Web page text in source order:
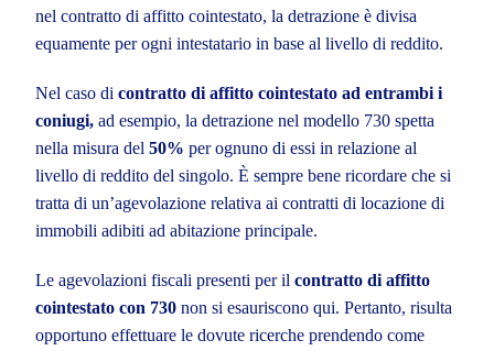
nel contratto di affitto cointestato, la detrazione è divisa
equamente per ogni intestatario in base al livello di reddito.
Nel caso di contratto di affitto cointestato ad entrambi i
coniugi, ad esempio, la detrazione nel modello 730 spetta
nella misura del 50% per ognuno di essi in relazione al
livello di reddito del singolo. È sempre bene ricordare che si
tratta di un’agevolazione relativa ai contratti di locazione di
immobili adibiti ad abitazione principale.
Le agevolazioni fiscali presenti per il contratto di affitto
cointestato con 730 non si esauriscono qui. Pertanto, risulta
opportuno effettuare le dovute ricerche prendendo come